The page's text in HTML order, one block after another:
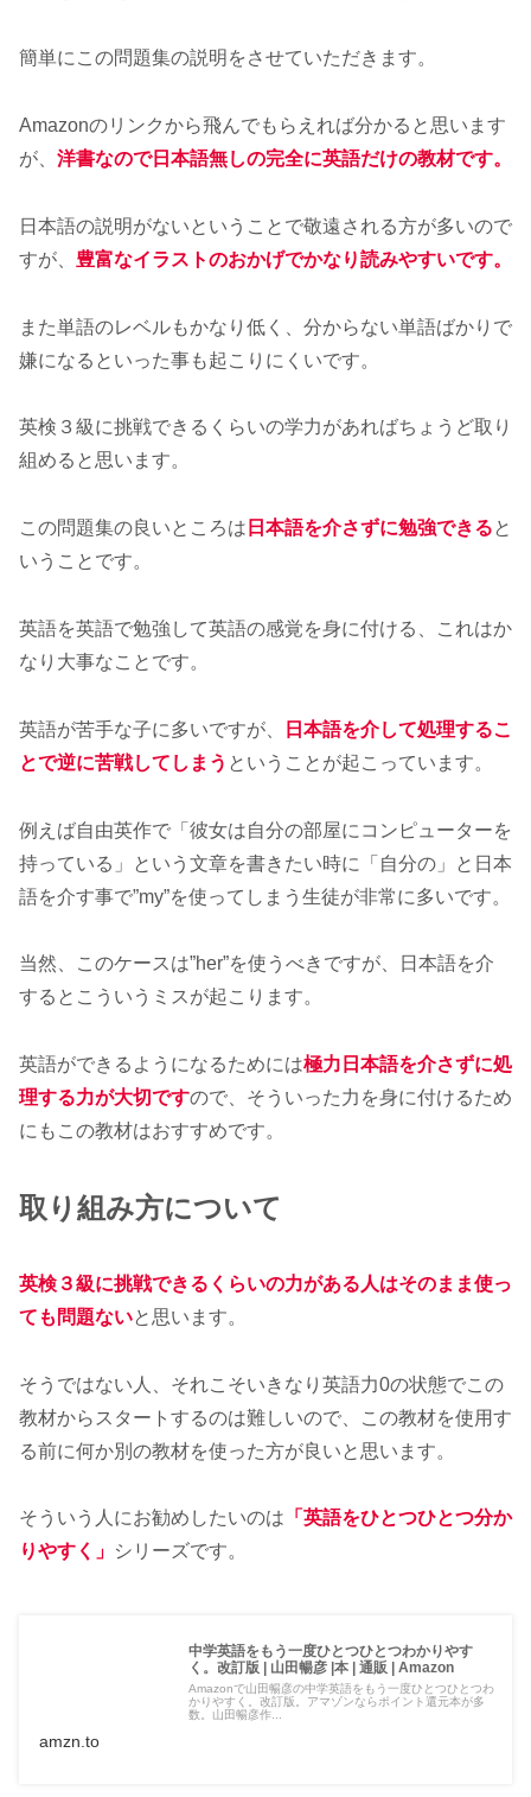
簡単にこの問題集の説明をさせていただきます。
Amazonのリンクから飛んでもらえれば分かると思います
が、 洋書なので日本語無しの完全に英語だけの教材です。
日本語の説明がないということで敬遠される方が多いので
すが、 豊富なイラストのおかげでかなり読みやすいです。
また単語のレベルもかなり低く、分からない単語ばかりで
嫌になるといった事も起こりにくいです。
英検３級に挑戦できるくらいの学力があればちょうど取り
組めると思います。
この問題集の良いところは 日本語を介さずに勉強できると
いうことです。
英語を英語で勉強して英語の感覚を身に付ける、これはか
なり大事なことです。
英語が苦手な子に多いですが、
日本語を介して処理するこ
とで逆に苦戦してしまう ということが起こっています。
例えば自由英作で「彼女は自分の部屋にコンピューターを
持っている」という文章を書きたい時に「自分の」と日本
語を介す事で”my”を使ってしまう生徒が非常に多いです。
当然、このケースは”her”を使うべきですが、日本語を介
するとこういうミスが起こります。
英語ができるようになるためには極力日本語を介さずに処
理する力が大切ですので、そういった力を身に付けるため
にもこの教材はおすすめです。
取り組み方について
英検３級に挑戦できるくらいの力がある人はそのまま使っ
ても問題ないと思います。
そうではない人、それこそいきなり英語力0の状態でこの
教材からスタートするのは難しいので、この教材を使用す
る前に何か別の教材を使った方が良いと思います。
そういう人にお勧めしたいのは 「英語をひとつひとつ分か
りやすく」 シリーズです。
中学英語をもう一度ひとつひとつわかりやす
く。改訂版 | 山田暢彦 |本 | 通販 | Amazon
Amazonで山田暢彦の中学英語をもう一度ひとつひとつわ
かりやすく。改訂版。アマゾンならポイント還元本が多
数。山田暢彦作...
amzn.to